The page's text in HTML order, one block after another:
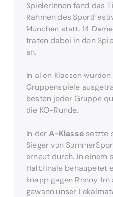
SpielerInnen fand das
Rahmen des
München statt. 14
traten dabei in den
an.
In allen Klassen wurden
Gruppenspiele
besten jeder Gruppe
die KO-Runde.
In derA-Klasse setzte
Sieger von
erneut durch. In einem
Halbfinale behaupetet
knapp gegen Ronny.
gewann unser